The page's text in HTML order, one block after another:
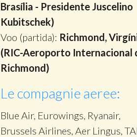
Brasília - Presidente Juscelino
Kubitschek)
Voo (partida): Richmond,
(RIC-Aeroporto Internacional
Richmond)
Le compagnie aeree:
Blue Air, Eurowings, Ryanair,
Brussels Airlines, Aer Lingus,